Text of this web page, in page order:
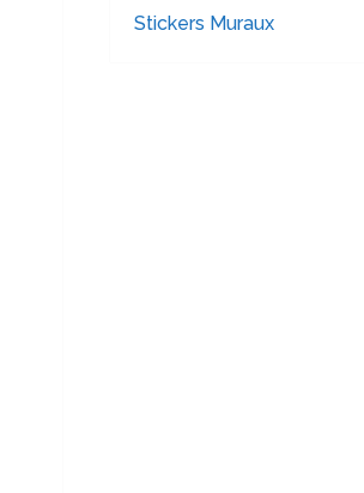
Stickers Muraux